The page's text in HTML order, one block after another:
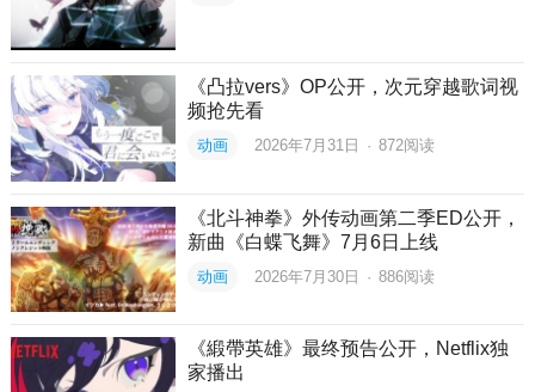
《凸拉vers》OP公开，次元穿越歌词视
频抢先看
动画 2026年7月31日 · 872阅读
《北斗神拳》外传动画第二季ED公开，
新曲《白蝶飞舞》7月6日上线
动画 2026年7月30日 · 886阅读
《緞帶英雄》最终预告公开，Netflix独
家播出